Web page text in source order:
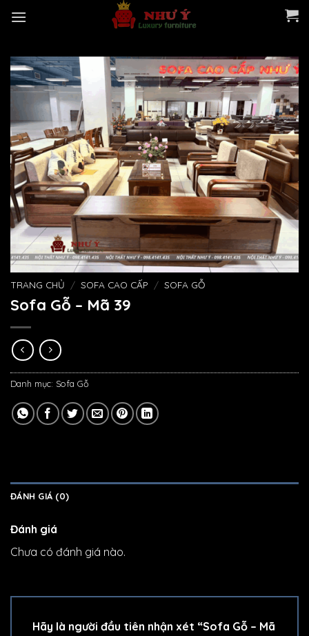
TRANG CHỦ / SOFA CAO CẤP / SOFA GỖ
Sofa Gỗ – Mã 39
Danh mục: Sofa Gỗ
ĐÁNH GIÁ (0)
Đánh giá
Chưa có đánh giá nào.
Hãy là người đầu tiên nhận xét “Sofa Gỗ – Mã